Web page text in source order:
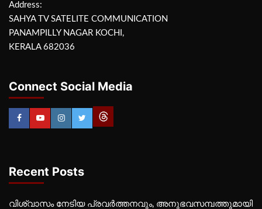
Address:
SAHYA TV SATELITE COMMUNICATION
PANAMPILLY NAGAR KOCHI,
KERALA 682036
Connect Social Media
Recent Posts
വിശ്വാസം നേടിയ പ്രവർത്തനവും, അനുഭവസമ്പത്തുമായി